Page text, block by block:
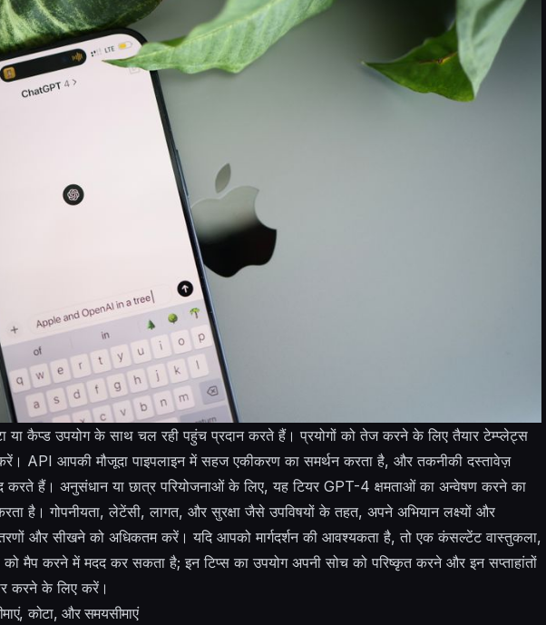
या कैप्ड उपयोग के साथ चल रही पहुंच प्रदान करते हैं। प्रयोगों को तेज करने के लिए तैयार टेम्प्लेट्स
API आपकी मौजूदा पाइपलाइन में सहज एकीकरण का समर्थन करता है, और तकनीकी दस्तावेज़
हैं। अनुसंधान या छात्र परियोजनाओं के लिए, यह टियर GPT-4 क्षमताओं का अन्वेषण करने का
है। गोपनीयता, लेटेंसी, लागत, और सुरक्षा जैसे उपविषयों के तहत, अपने अभियान लक्ष्यों और
और सीखने को अधिकतम करें। यदि आपको मार्गदर्शन की आवश्यकता है, तो एक कंसल्टेंट वास्तुकला,
को मैप करने में मदद कर सकता है; इन टिप्स का उपयोग अपनी सोच को परिष्कृत करने और इन सप्ताहांतों
करने के लिए करें।
कोटा, और समयसीमाएं